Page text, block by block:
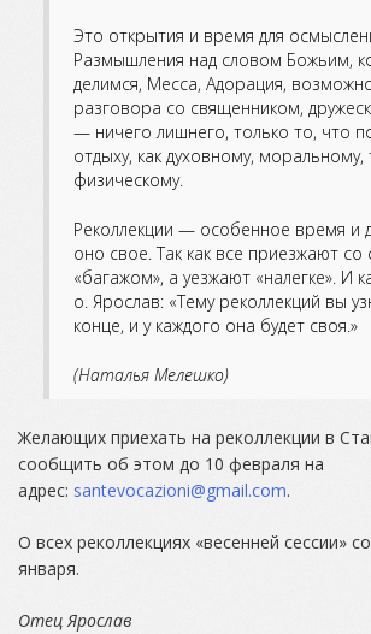
Это открытия и время для
Размышления над словом Божьим,
делимся, Месса, Адорация,
разговора со священником,
— ничего лишнего, только то, что
отдыху, как духовному, моральному,
физическому.
Реколлекции — особенное время и
оно свое. Так как все приезжают со
«багажом», а уезжают «налегке». И
о. Ярослав: «Тему реколлекций вы
конце, и у каждого она будет своя.»
(Наталья Мелешко)
Желающих приехать на реколлекции в
сообщить об этом до 10 февраля на
адрес: santevocazioni@gmail.com.
О всех реколлекциях «весенней сессии»
января.
Отец Ярослав